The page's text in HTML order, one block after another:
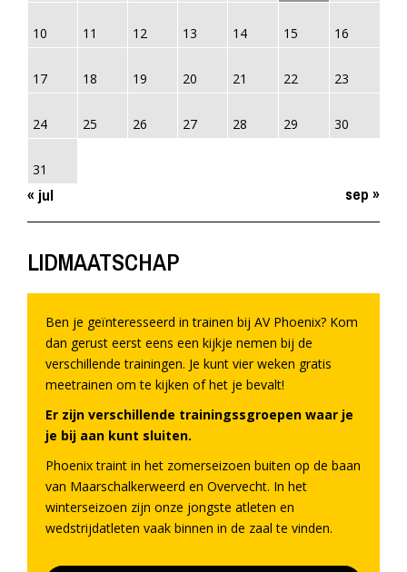
10 11 12 13 14 15 16
17 18 19 20 21 22 23
24 25 26 27 28 29 30
31
« jul sep »
LIDMAATSCHAP
Ben je geïnteresseerd in trainen bij AV Phoenix? Kom
dan gerust eerst eens een kijkje nemen bij de
verschillende trainingen. Je kunt vier weken gratis
meetrainen om te kijken of het je bevalt!
Er zijn verschillende trainingssgroepen waar je
je bij aan kunt sluiten.
Phoenix traint in het zomerseizoen buiten op de baan
van Maarschalkerweerd en Overvecht. In het
winterseizoen zijn onze jongste atleten en
wedstrijdatleten vaak binnen in de zaal te vinden.